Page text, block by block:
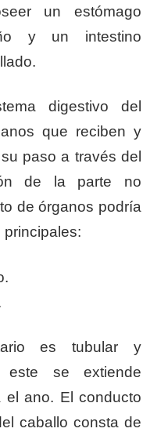
un estómago
y un intestino
digestivo del
que reciben y
paso a través del
de la parte no
de órganos podría
es tubular y
este se extiende
ano. El conducto
caballo consta de